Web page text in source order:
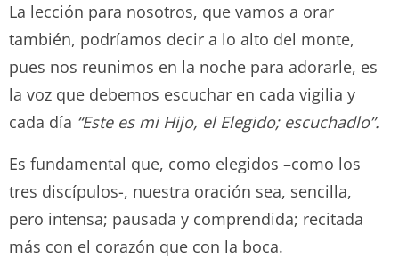
La lección para nosotros, que vamos a orar
también, podríamos decir a lo alto del monte,
pues nos reunimos en la noche para adorarle, es
la voz que debemos escuchar en cada vigilia y
cada día “Este es mi Hijo, el Elegido; escuchadlo”.
Es fundamental que, como elegidos –como los
tres discípulos-, nuestra oración sea, sencilla,
pero intensa; pausada y comprendida; recitada
más con el corazón que con la boca.